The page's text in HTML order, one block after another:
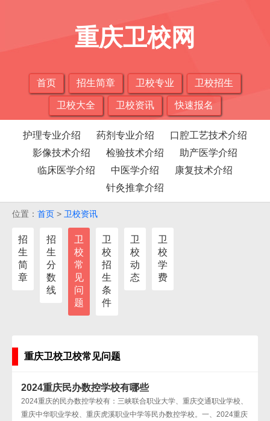
重庆卫校网
首页 招生简章 卫校专业 卫校招生
卫校大全 卫校资讯 快速报名
护理专业介绍 药剂专业介绍
口腔工艺技术介绍
影像技术介绍
检验技术介绍
助产医学介绍
临床医学介绍
中医学介绍
康复技术介绍
针灸推拿介绍
位置： 首页 > 卫校资讯
招
生
简
章
招
生
分
数
线
卫
校
常
见
问
题
卫
校
招
生
条
件
卫
校
动
态
卫
校
学
费
重庆卫校卫校常见问题
2024重庆民办数控学校有哪些
2024重庆的民办数控学校有：三峡联合职业大学、重庆交通职业学校、
重庆中华职业学校、重庆虎溪职业中学等民办数控学校。一、2024重庆